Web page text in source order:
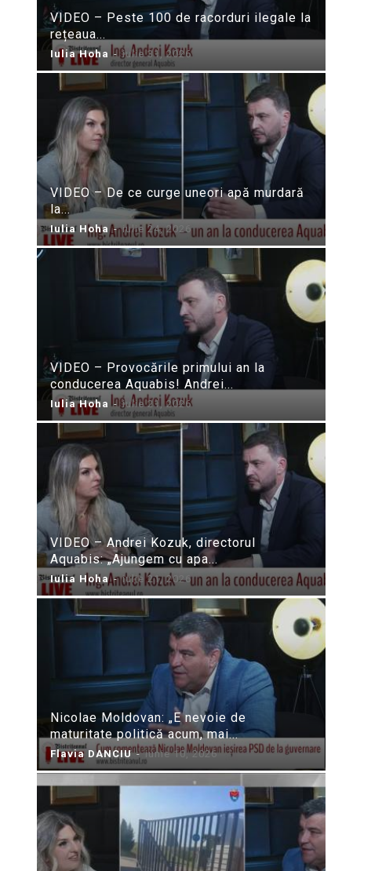
VIDEO – Peste 100 de racorduri ilegale la
rețeaua...
Iulia Hoha - iulie 31, 2026
VIDEO – De ce curge uneori apă murdară
la...
Iulia Hoha - iulie 24, 2026
VIDEO – Provocările primului an la
conducerea Aquabis! Andrei...
Iulia Hoha - iulie 21, 2026
VIDEO – Andrei Kozuk, directorul
Aquabis: „Ajungem cu apa...
Iulia Hoha - iulie 21, 2026
Nicolae Moldovan: „E nevoie de
maturitate politică acum, mai...
Flavia DANCIU - iunie 10, 2026